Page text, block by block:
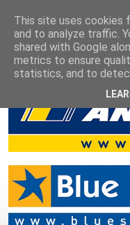
This site uses cookies
and to analyze traffic.
shared with Google
metrics to ensure
statistics, and to